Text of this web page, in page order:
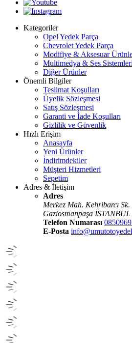
Kategoriler
Opel Yedek Parça
Chevrolet Yedek Parça
Modifiye & Aksesuar
Multimedya & Ses Sistemleri
Diğer Ürünler
Önemli Bilgiler
Teslimat Koşulları
Üyelik Sözleşmesi
Satış Sözleşmesi
Garanti ve İade Koşulları
Gizlilik ve Güvenlik
Hızlı Erişim
Anasayfa
Yeni Ürünler
İndirimdekiler
Müşteri Hizmetleri
Sepetim
Adres & İletişim
Adres
Merkez Mah. Kehribarcı
Gaziosmanpaşa İSTANBUL
Telefon Numarası
E-Posta